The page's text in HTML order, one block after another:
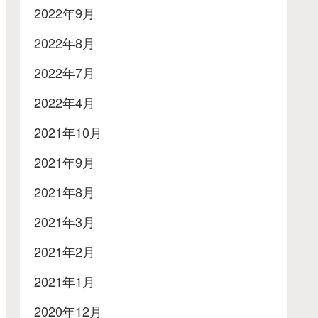
2022年9月
2022年8月
2022年7月
2022年4月
2021年10月
2021年9月
2021年8月
2021年3月
2021年2月
2021年1月
2020年12月